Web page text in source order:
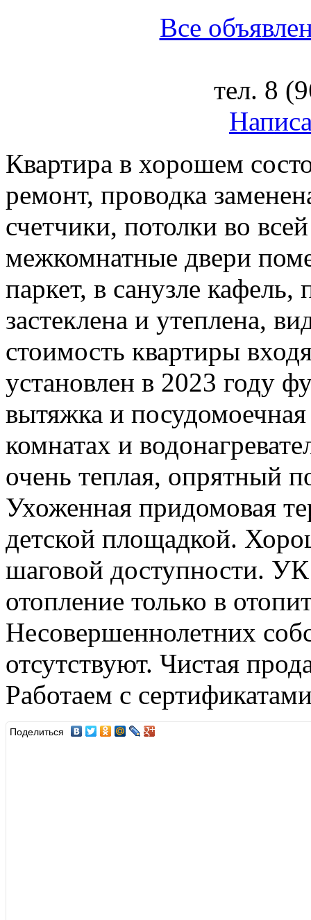
Все
тел. 8
Квартира в хорошем
ремонт, проводка
счетчики, потолки во
межкомнатные двери
паркет, в санузле
застеклена и утеплена,
стоимость квартиры
установлен в 2023 году
вытяжка и
комнатах и
очень теплая, опрятный
Ухоженная придомовая
детской площадкой.
шаговой доступности.
отопление только в
Несовершеннолетних
отсутствуют. Чистая
Работаем с
Поделиться